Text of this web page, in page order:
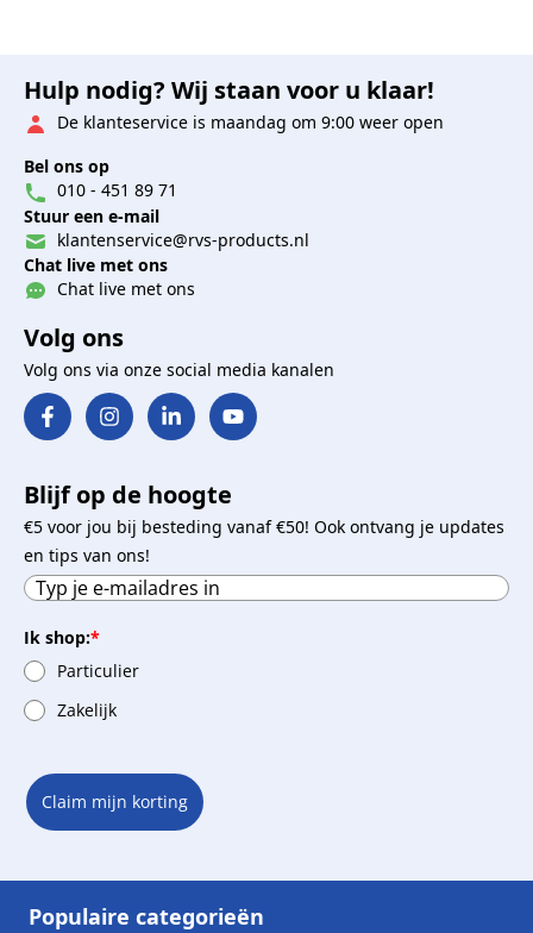
Hulp nodig? Wij staan voor u klaar!
De klanteservice is maandag om 9:00 weer open
Bel ons op
010 - 451 89 71
Stuur een e-mail
klantenservice@rvs-products.nl
Chat live met ons
Chat live met ons
Volg ons
Volg ons via onze social media kanalen
Blijf op de hoogte
€5 voor jou bij besteding vanaf €50! Ook ontvang je updates
en tips van ons!
Ik shop:*
Particulier
Zakelijk
Claim mijn korting
Populaire categorieën